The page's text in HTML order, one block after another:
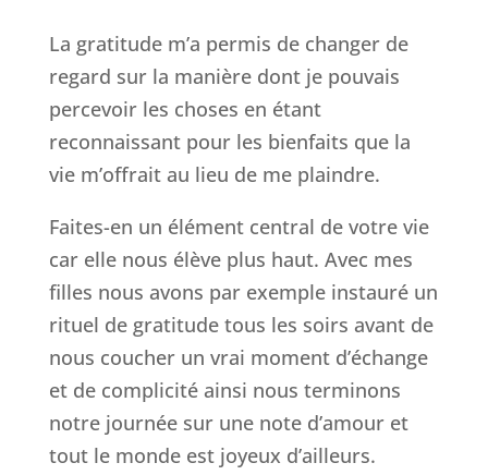
La gratitude m’a permis de changer de
regard sur la manière dont je pouvais
percevoir les choses en étant
reconnaissant pour les bienfaits que la
vie m’offrait au lieu de me plaindre.
Faites-en un élément central de votre vie
car elle nous élève plus haut. Avec mes
filles nous avons par exemple instauré un
rituel de gratitude tous les soirs avant de
nous coucher un vrai moment d’échange
et de complicité ainsi nous terminons
notre journée sur une note d’amour et
tout le monde est joyeux d’ailleurs.